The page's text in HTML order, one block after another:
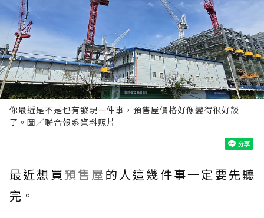
你最近是不是也有發現一件事，預售屋價格好像變得很好談
了。圖／聯合報系資料照片
最近想買預售屋 的人這幾件事一定要先聽
完。